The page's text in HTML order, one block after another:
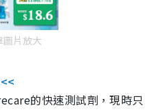
圖片放大
的快速測試劑，現時只